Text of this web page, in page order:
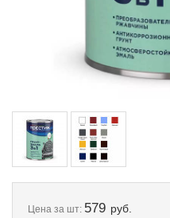
Цена за шт: 579 руб.